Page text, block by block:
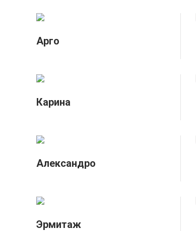
Арго
Карина
Александро
Эрмитаж